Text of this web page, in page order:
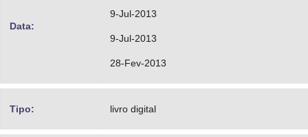
Data:
9-Jul-2013
9-Jul-2013
28-Fev-2013
Tipo: livro digital